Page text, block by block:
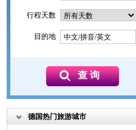
行程天数
目的地 中文/拼音/英文
德国热门旅游城市